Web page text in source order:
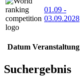
01.09 -
03.09.2028
Datum Veranstaltung
Suchergebnis